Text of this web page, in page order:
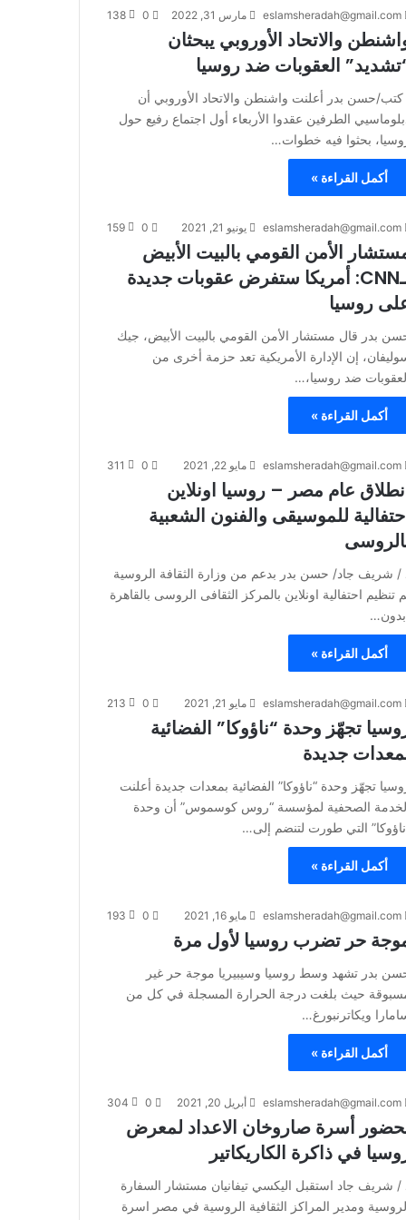
eslamsheradah@gmail.com مارس 31, 2022 0
138
والاتحاد الأوروبي يبحثان
العقوبات ضد روسيا
كتب/حسن بدر أعلنت واشنطن والاتحاد الأوروبي أن
الطرفين عقدوا الأربعاء أول اجتماع رفيع حول
بحثوا فيه خطوات…
أكمل القراءة »
eslamsheradah@gmail.com يونيو 21, 2021 0
159
الأمن القومي بالبيت الأبيض
لـCNN: أمريكا ستفرض عقوبات جديدة
روسيا
بدر قال مستشار الأمن القومي بالبيت الأبيض، جيك
إن الإدارة الأمريكية تعد حزمة أخرى من
ضد روسيا،…
أكمل القراءة »
eslamsheradah@gmail.com مايو 22, 2021 0
311
عام مصر – روسيا اونلاين
للموسيقى والفنون الشعبية
/ شريف جاد/ حسن بدر بدعم من وزارة الثقافة الروسية
تنظيم احتفالية اونلاين بالمركز الثقافى الروسى بالقاهرة
أكمل القراءة »
eslamsheradah@gmail.com مايو 21, 2021 0
213
تجهّز وحدة “ناؤوكا” الفضائية
جديدة
تجهّز وحدة “ناؤوكا” الفضائية بمعدات جديدة أعلنت
الصحفية لمؤسسة “روس كوسموس” أن وحدة
التي طورت لتنضم إلى…
أكمل القراءة »
eslamsheradah@gmail.com مايو 16, 2021 0
193
حر تضرب روسيا لأول مرة
بدر تشهد وسط روسيا وسيبيريا موجة حر غير
حيث بلغت درجة الحرارة المسجلة في كل من
ويكاترنبورغ…
أكمل القراءة »
eslamsheradah@gmail.com أبريل 20, 2021 0
304
أسرة صاروخان الاعداد لمعرض
في ذاكرة الكاريكاتير
/ شريف جاد استقبل اليكسي تيفانيان مستشار السفارة
ومدير المراكز الثقافية الروسية في مصر اسرة